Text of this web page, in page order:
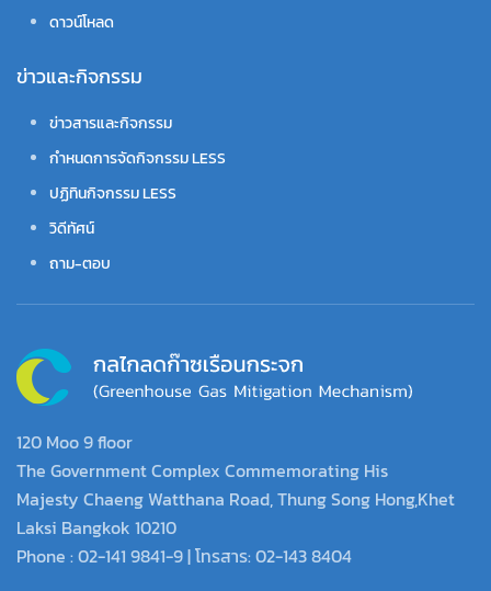
ดาวน์โหลด
ข่าวและกิจกรรม
ข่าวสารและกิจกรรม
กำหนดการจัดกิจกรรม LESS
ปฏิทินกิจกรรม LESS
วิดีทัศน์
ถาม-ตอบ
120 Moo 9 floor
The Government Complex Commemorating His
Majesty Chaeng Watthana Road, Thung Song Hong,Khet
Laksi Bangkok 10210
Phone : 02-141 9841-9 | โทรสาร: 02-143 8404